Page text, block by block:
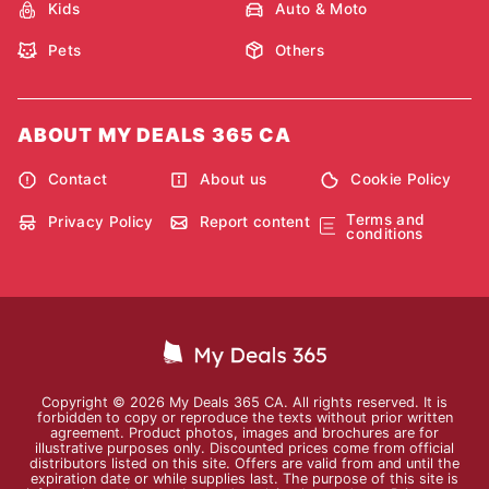
Kids Auto & Moto
Pets Others
ABOUT MY DEALS 365 CA
Contact About us Cookie Policy
Privacy Policy Report content
Terms and
conditions
Copyright © 2026 My Deals 365 CA. All rights reserved. It is
forbidden to copy or reproduce the texts without prior written
agreement. Product photos, images and brochures are for
illustrative purposes only. Discounted prices come from official
distributors listed on this site. Offers are valid from and until the
expiration date or while supplies last. The purpose of this site is